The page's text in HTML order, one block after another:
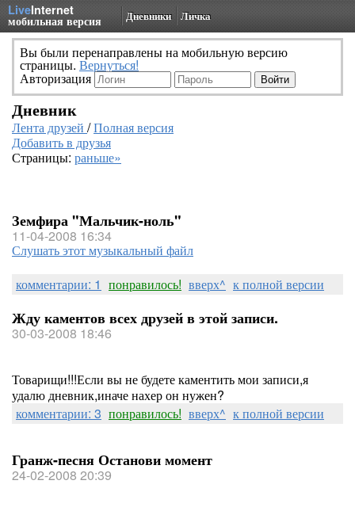
LiveInternet
мобильная версия Дневники Личка
Вы были перенаправлены на мобильную версию
страницы. Вернуться!
Авторизация
Дневник
Лента друзей /Полная версия
Добавить в друзья
Страницы: раньше»
Земфира "Мальчик-ноль"
11-04-2008 16:34
Слушать этот музыкальный файл
комментарии: 1 понравилось! вверх^ к полной версии
Жду каментов всех друзей в этой записи.
30-03-2008 18:46
Товарищи!!!Если вы не будете каментить мои записи,я
удалю дневник,иначе нахер он нужен?
комментарии: 3 понравилось! вверх^ к полной версии
Гранж-песня Останови момент
24-02-2008 20:39